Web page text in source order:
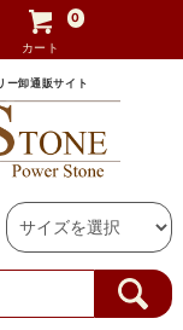
カート
0
ー卸通販サイト